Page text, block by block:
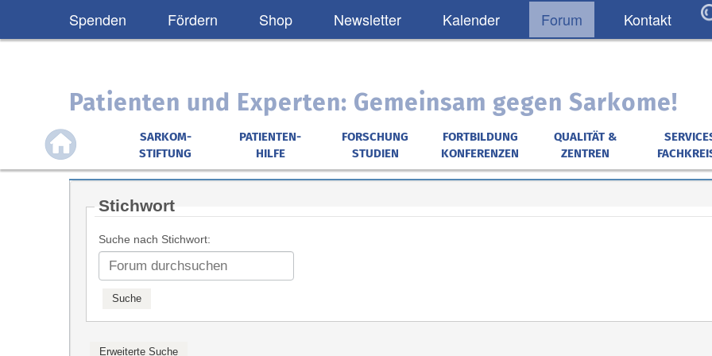
Spenden Fördern Shop Newsletter Kalender Forum Kontakt
Patienten und Experten: Gemeinsam gegen Sarkome!
SARKOM-
STIFTUNG
PATIENTEN-
HILFE
FORSCHUNG
STUDIEN
FORTBILDUNG
KONFERENZEN
QUALITÄT &
ZENTREN
Stichwort
Suche nach Stichwort: